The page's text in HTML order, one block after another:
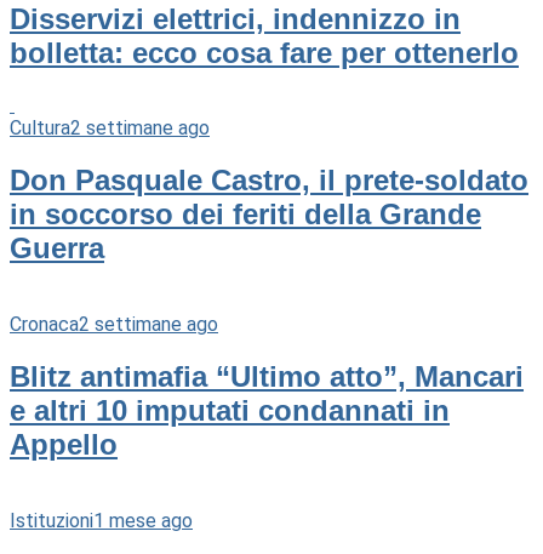
Disservizi elettrici, indennizzo in
bolletta: ecco cosa fare per ottenerlo
Cultura2 settimane ago
Don Pasquale Castro, il prete-soldato
in soccorso dei feriti della Grande
Guerra
Cronaca2 settimane ago
Blitz antimafia “Ultimo atto”, Mancari
e altri 10 imputati condannati in
Appello
Istituzioni1 mese ago